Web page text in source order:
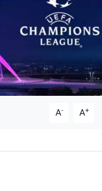
A- A+